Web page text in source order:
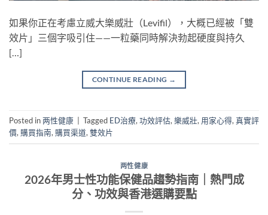
如果你正在考慮立威大樂威壯（Levifil），大概已經被「雙
效片」三個字吸引住——一粒藥同時解決勃起硬度與持久
[…]
CONTINUE READING →
Posted in两性健康 Tagged ED治療,功效評估,樂威壯, 用家心得,真實評
價, 購買指南, 購買渠道,雙效片
两性健康
2026年男士性功能保健品趨勢指南｜熱門成
分、功效與香港選購要點